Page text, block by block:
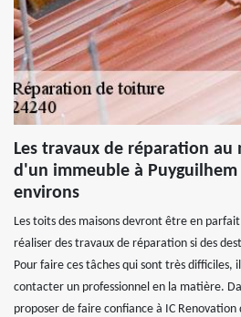
Les travaux de réparation
d'un immeuble à Puyguilhem
environs
Les toits des maisons devront être en
réaliser des travaux de réparation si des
Pour faire ces tâches qui sont très difficiles,
contacter un professionnel en la matière.
proposer de faire confiance à IC